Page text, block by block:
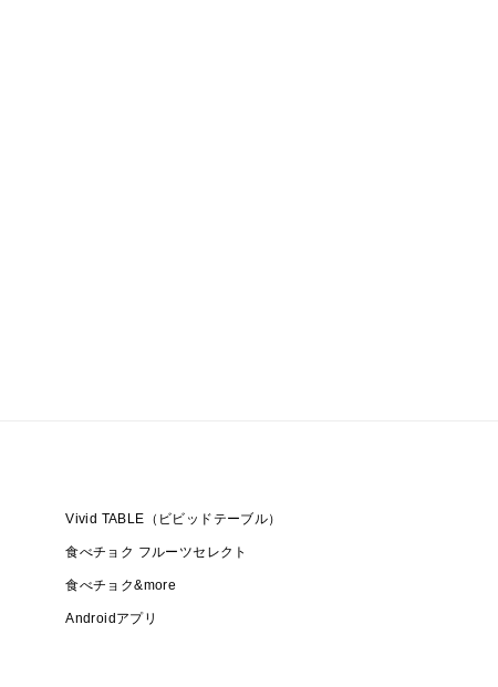
Vivid TABLE（ビビッドテーブル）
食べチョク フルーツセレクト
食べチョク&more
Androidアプリ